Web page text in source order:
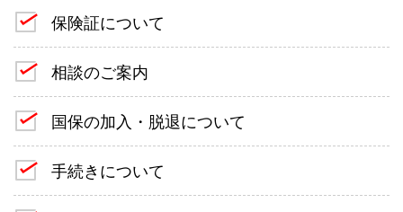
保険証について
相談のご案内
国保の加入・脱退について
手続きについて